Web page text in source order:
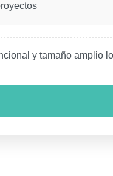
y tamaño amplio